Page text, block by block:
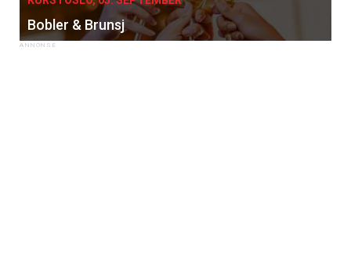
Bobler & Brunsj